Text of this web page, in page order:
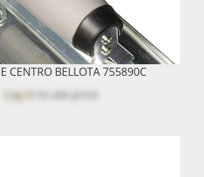
CENTRO BELLOTA 755890C
Log into see price